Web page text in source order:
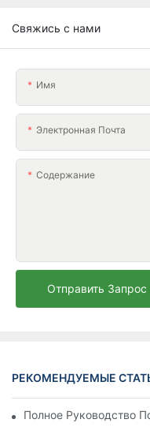
Свяжись с нами
Имя
Электронная Почта
Содержание
Отправить Запрос
РЕКОМЕНДУЕМЫЕ
Полное Руководство